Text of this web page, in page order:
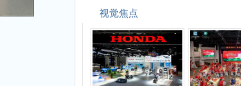
视觉焦点